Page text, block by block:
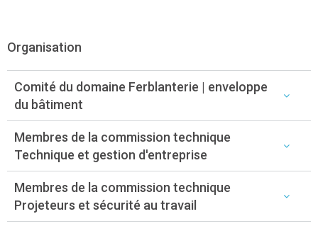
Organisation
Comité du domaine Ferblanterie | enveloppe
du bâtiment
Membres de la commission technique
Technique et gestion d'entreprise
Membres de la commission technique
Projeteurs et sécurité au travail